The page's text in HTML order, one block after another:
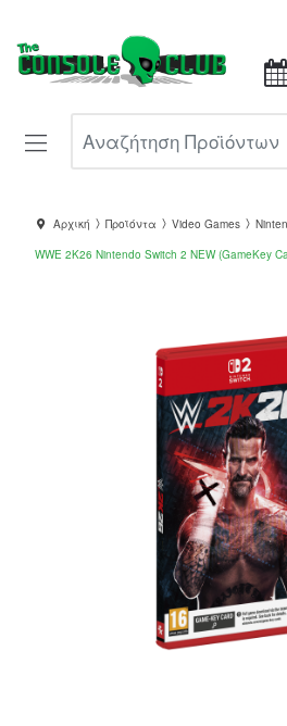
Αρχική Προϊόντα Video Games
WWE 2K26 Nintendo Switch 2 NEW (GameKey